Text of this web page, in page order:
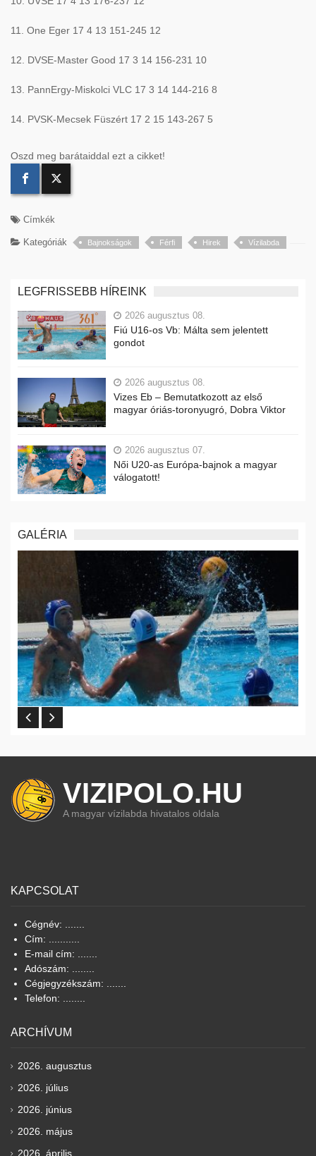
11. One Eger 17 4 13 151-245 12
12. DVSE-Master Good 17 3 14 156-231 10
13. PannErgy-Miskolci VLC 17 3 14 144-216 8
14. PVSK-Mecsek Füszért 17 2 15 143-267 5
Oszd meg barátaiddal ezt a cikket!
Címkék
Kategóriák Bajnokságok Férfi Hirek Vízilabda
LEGFRISSEBB HÍREINK
2026 augusztus 08.
Fiú U16-os Vb: Málta sem jelentett
gondot
2026 augusztus 08.
Vizes Eb – Bemutatkozott az első
magyar óriás-toronyugró, Dobra Viktor
2026 augusztus 07.
Női U20-as Európa-bajnok a magyar
válogatott!
GALÉRIA
VIZIPOLO.HU
A magyar vízilabda hivatalos oldala
KAPCSOLAT
Cégnév: .......
Cím: ...........
E-mail cím: .......
Adószám: ........
Cégjegyzékszám: .......
Telefon: ........
ARCHÍVUM
2026. augusztus
2026. július
2026. június
2026. május
2026. április